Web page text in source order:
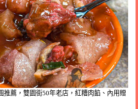
推薦，雙園街50年老店，紅糟肉餡、內用贈